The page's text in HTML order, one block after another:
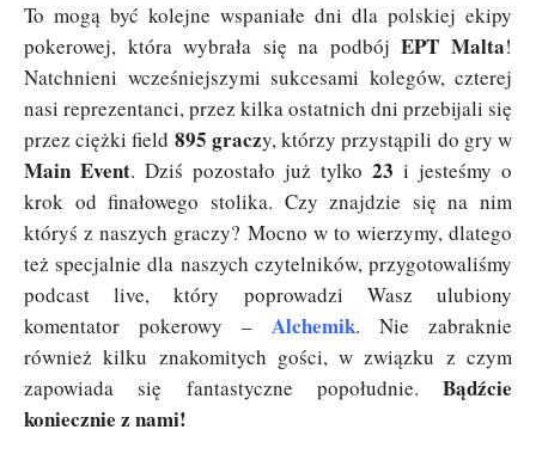
To mogą być kolejne wspaniałe dni dla polskiej ekipy
pokerowej, która wybrała się na podbójEPT Malta!
Natchnieni wcześniejszymi sukcesami kolegów, czterej
nasi reprezentanci, przez kilka ostatnich dni przebijali się
przez ciężki field 895 graczy, którzy przystąpili do gry w
Main Event. Dziś pozostało już tylko 23 i jesteśmy o
krok od finałowego stolika. Czy znajdzie się na nim
któryś z naszych graczy? Mocno w to wierzymy, dlatego
też specjalnie dla naszych czytelników, przygotowaliśmy
podcast live, który poprowadzi Wasz ulubiony
komentator pokerowy – Alchemik. Nie zabraknie
również kilku znakomitych gości, w związku z czym
zapowiada się fantastyczne popołudnie. Bądźcie
koniecznie z nami!